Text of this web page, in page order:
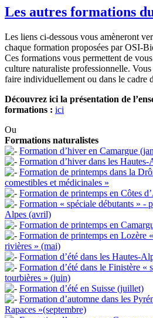
Les autres formations
Les liens ci-dessous vous amèneront
chaque formation proposées par OSI-
Ces formations vous permettent de
culture naturaliste professionnelle.
faire individuellement ou dans le cadre
Découvrez ici la présentation de
formations : ici
Ou
Formations naturalistes
Formation d’hiver en Camargue
Formation d’hiver dans les
Formation de printemps dans la
comestibles et médicinales »
Formation de printemps en Côtes
Formation « spéciale débutants » -
Alpes (avril)
Formation de printemps en
Formation de printemps en Lozère
rivières » (mai)
Formation d’été dans les Hautes-
Formation d’été dans le Finistère «
tourbières » (juin)
Formation d’été en Suisse (juillet)
Formation d’automne dans les
Rapaces »(septembre)